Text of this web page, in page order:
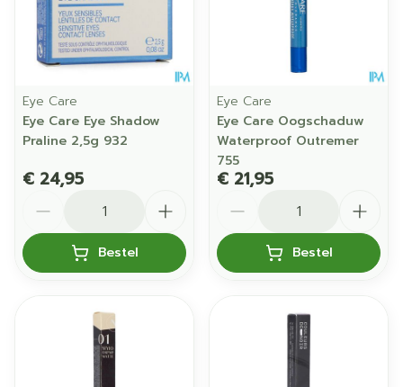
Eye Care
Eye Care Eye Shadow
Praline 2,5g 932
€ 24,95
Bestel
Eye Care
Eye Care Oogschaduw
Waterproof Outremer
755
€ 21,95
Bestel